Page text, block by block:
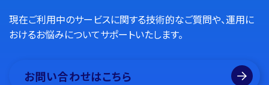
現在ご利用中のサービスに関する技術的なご質問や、運用に
おけるお悩みについてサポートいたします。
お問い合わせはこちら